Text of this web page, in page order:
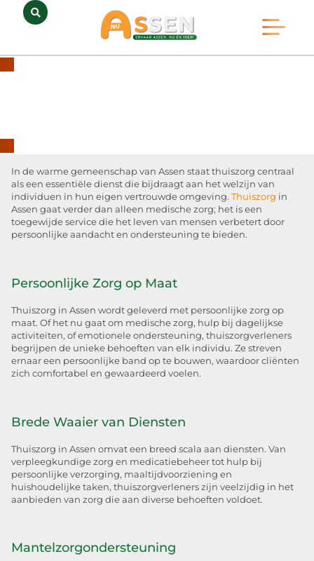
In de warme gemeenschap van Assen staat thuiszorg centraal
als een essentiële dienst die bijdraagt aan het welzijn van
individuen in hun eigen vertrouwde omgeving. Thuiszorg in
Assen gaat verder dan alleen medische zorg; het is een
toegewijde service die het leven van mensen verbetert door
persoonlijke aandacht en ondersteuning te bieden.
Persoonlijke Zorg op Maat
Thuiszorg in Assen wordt geleverd met persoonlijke zorg op
maat. Of het nu gaat om medische zorg, hulp bij dagelijkse
activiteiten, of emotionele ondersteuning, thuiszorgverleners
begrijpen de unieke behoeften van elk individu. Ze streven
ernaar een persoonlijke band op te bouwen, waardoor cliënten
zich comfortabel en gewaardeerd voelen.
Brede Waaier van Diensten
Thuiszorg in Assen omvat een breed scala aan diensten. Van
verpleegkundige zorg en medicatiebeheer tot hulp bij
persoonlijke verzorging, maaltijdvoorziening en
huishoudelijke taken, thuiszorgverleners zijn veelzijdig in het
aanbieden van zorg die aan diverse behoeften voldoet.
Mantelzorgondersteuning